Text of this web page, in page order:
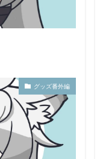
グッズ番外編